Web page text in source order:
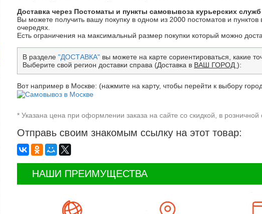
Доставка через Постоматы и пункты самовывоза курьерских
Вы можете получить вашу покупку в одном из 2000 постоматов и
очередях.
Есть ограничения на максимальный размер покупки который можно
В разделе "ДОСТАВКА" вы можете на карте сориентироваться, какие
Выберите свой регион доставки справа (Доставка в ВАШ ГОРОД ):
Вот например в Москве: (нажмите на карту, чтобы перейти к выбору
* Указана цена при оформлении заказа на сайте со скидкой, в
Отправь своим знакомым ссылку на этот товар:
НАШИ ПРЕИМУЩЕСТВА